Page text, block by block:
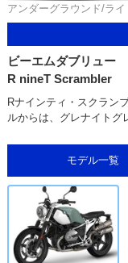
アンダーグラウンド/ライ
ビーエムダブリュー
R nineT Scrambler
Rナインティ・スクラン
ルからは、グレナイトグ
モデル一覧